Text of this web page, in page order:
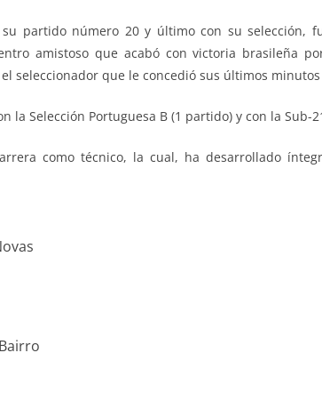
partido número 20 y último con su selección,
amistoso que acabó con victoria brasileña
seleccionador que le concedió sus últimos minutos
la Selección Portuguesa B (1 partido) y con la Sub-
como técnico, la cual, ha desarrollado